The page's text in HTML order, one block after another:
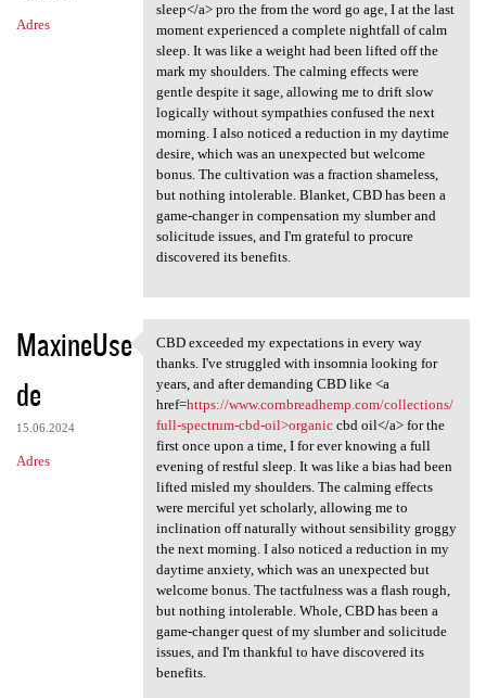
Adres
sleep</a> pro the from the word go age, I at the last
moment experienced a complete nightfall of calm
sleep. It was like a weight had been lifted off the
mark my shoulders. The calming effects were
gentle despite it sage, allowing me to drift slow
logically without sympathies confused the next
morning. I also noticed a reduction in my daytime
desire, which was an unexpected but welcome
bonus. The cultivation was a fraction shameless,
but nothing intolerable. Blanket, CBD has been a
game-changer in compensation my slumber and
solicitude issues, and I'm grateful to procure
discovered its benefits.
MaxineUse
de
15.06.2024
Adres
CBD exceeded my expectations
CBD exceeded my expectations in every way
thanks. I've struggled with insomnia looking for
years, and after demanding CBD like <a
href=https://www.cornbreadhemp.com/collections/
full-spectrum-cbd-oil>organiccbd oil</a> for the
first once upon a time, I for ever knowing a full
evening of restful sleep. It was like a bias had been
lifted misled my shoulders. The calming effects
were merciful yet scholarly, allowing me to
inclination off naturally without sensibility groggy
the next morning. I also noticed a reduction in my
daytime anxiety, which was an unexpected but
welcome bonus. The tactfulness was a flash rough,
but nothing intolerable. Whole, CBD has been a
game-changer quest of my slumber and solicitude
issues, and I'm thankful to have discovered its
benefits.